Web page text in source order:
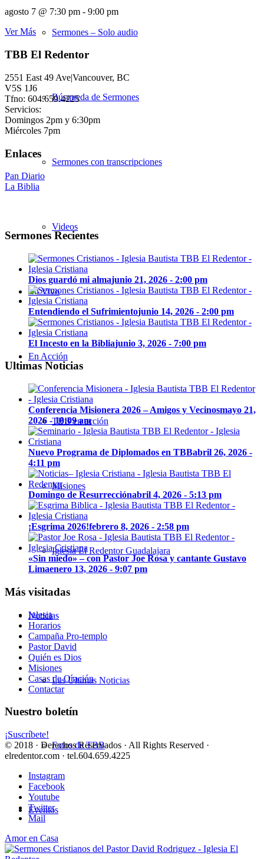
Sermones – Solo audio
Búsqueda de Sermones
Sermones con transcripciones
Videos
En Vivo
En Acción
TBB en acción
Misiones
Iglesia El Redentor Guadalajara
Noticias
Las Últimas Noticias
Fotos de TBB
Eventos
agosto 7 @ 7:30 pm - 9:00 pm
Ver Más
TBB El Redentor
2551 East 49 Ave|Vancouver, BC
V5S 1J6
Tfno: 604.659.4225
Servicios:
Domingos 2pm y 6:30pm
Miércoles 7pm
Enlaces
Pan Diario
La Biblia
Sermones Recientes
Dios guardó mi almajunio 21, 2026 - 2:00 pm
Entendiendo el Sufrimientojunio 14, 2026 - 2:00 pm
El Incesto en la Bibliajunio 3, 2026 - 7:00 pm
Ultimas Noticias
Conferencia Misionera 2026 – Amigos y Vecinosmayo 21,
2026 - 10:09 am
Nuevo Programa de Diplomados en TBBabril 26, 2026 -
4:11 pm
Domingo de Resurrecciónabril 4, 2026 - 5:13 pm
¡Esgrima 2026!febrero 8, 2026 - 2:58 pm
«Sin miedo» – con Pastor Joe Rosa y cantante Gustavo
Limaenero 13, 2026 - 9:07 pm
Más visitadas
Iglesia
Horarios
Campaña Pro-templo
Pastor David
Quién es Dios
Misiones
Casas de Oración
Contactar
Nuestro boletín
¡Suscríbete!
© 2018 · Derechos Reservados · All Rights Reserved ·
elredentor.com · tel.604.659.4225
Instagram
Facebook
Youtube
Twitter
Mail
Amor en Casa